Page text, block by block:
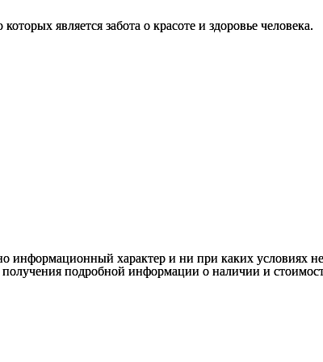
является забота о красоте и здоровье человека.
характер и ни при каких условиях
подробной информации о наличии и